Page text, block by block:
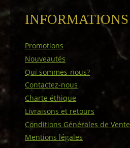
INFORMATIONS
Promotions
Nouveautés
Qui sommes-nous?
Contactez-nous
Charte éthique
Livraisons et retours
Conditions Générales de Vente
Mentions légales